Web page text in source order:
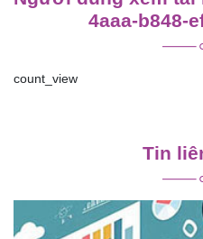
4aaa-b848-
count_view
viết
Tin